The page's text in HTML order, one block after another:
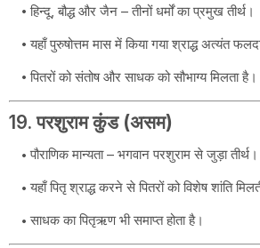
हिन्दू, बौद्ध और जैन – तीनों धर्मों का प्रमुख तीर्थ।
यहाँ पुरुषोत्तम मास में किया गया श्राद्ध अत्यंत
पितरों को संतोष और साधक को सौभाग्य मिलता है।
19.परशुराम कुंड (असम)
पौराणिक मान्यता – भगवान परशुराम से जुड़ा तीर्थ।
यहाँ पितृ श्राद्ध करने से पितरों को विशेष शांति
साधक का पितृऋण भी समाप्त होता है।